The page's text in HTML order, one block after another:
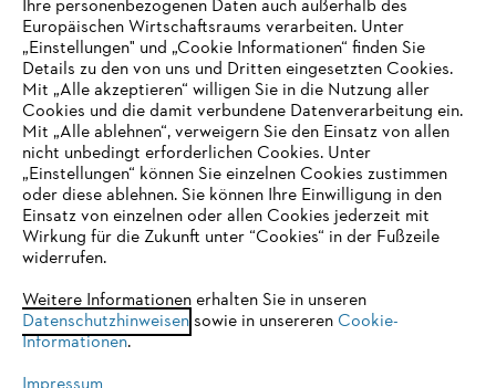
Unternehmen
Online Shop
Service
Allgemeine Geschäftsbedingungen
IHR BROWSER WIRD NICHT
UNTERSTÜTZT
eine optimale Nutzung unserer Seite empfehlen wir Ihnen, zu
einem der folgenden Browser zu wechseln:
Ihre personenbezogenen Daten auch außerhalb des
Europäischen Wirtschaftsraums verarbeiten. Unter
„Einstellungen" und „Cookie Informationen“ finden Sie
Details zu den von uns und Dritten eingesetzten Cookies.
Mit „Alle akzeptieren“ willigen Sie in die Nutzung aller
Cookies und die damit verbundene Datenverarbeitung ein.
Mit „Alle ablehnen“, verweigern Sie den Einsatz von allen
nicht unbedingt erforderlichen Cookies. Unter
„Einstellungen“ können Sie einzelnen Cookies zustimmen
oder diese ablehnen. Sie können Ihre Einwilligung in den
Einsatz von einzelnen oder allen Cookies jederzeit mit
Wirkung für die Zukunft unter “Cookies“ in der Fußzeile
widerrufen.
Weitere Informationen erhalten Sie in unseren
Datenschutzhinweisensowie in unsereren Cookie-
Informationen.